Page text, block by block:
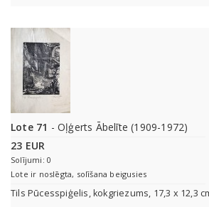
Lote 71 - Oļģerts Ābelīte (1909-1972)
23 EUR
Solījumi: 0
Lote ir noslēgta, solīšana beigusies
Tils Pūcesspiģelis, kokgriezums, 17,3 x 12,3